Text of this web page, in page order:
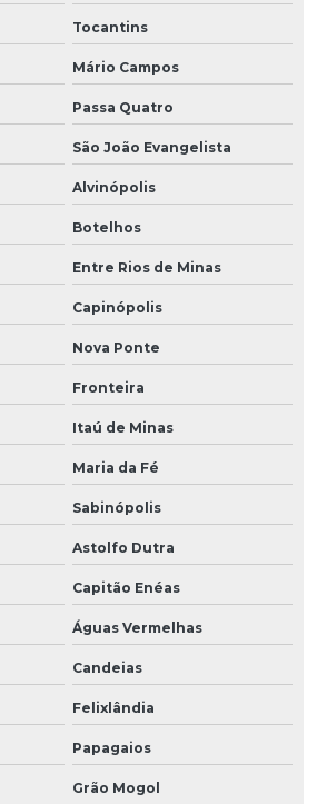
Tocantins
Mário Campos
Passa Quatro
São João Evangelista
Alvinópolis
Botelhos
Entre Rios de Minas
Capinópolis
Nova Ponte
Fronteira
Itaú de Minas
Maria da Fé
Sabinópolis
Astolfo Dutra
Capitão Enéas
Águas Vermelhas
Candeias
Felixlândia
Papagaios
Grão Mogol